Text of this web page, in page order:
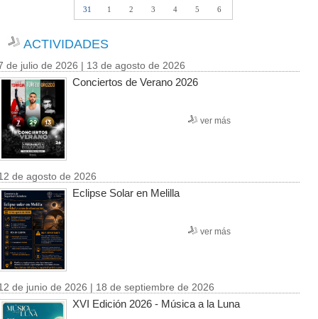
31
1 2 3 4 5 6
ACTIVIDADES
de julio de 2026 | 13 de agosto de 2026
Conciertos de Verano 2026
ver más
de agosto de 2026
Eclipse Solar en Melilla
ver más
de junio de 2026 | 18 de septiembre de 2026
XVI Edición 2026 - Música a la Luna